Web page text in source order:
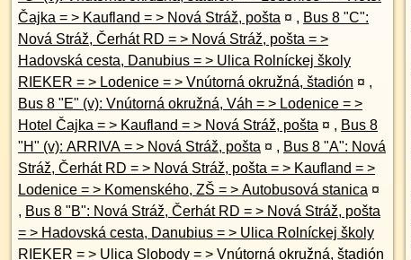
Čajka = > Kaufland = > Nová Stráž, pošta ¤ , Bus 8 "C":
Nová Stráž, Čerhát RD = > Nová Stráž, pošta = >
Hadovská cesta, Danubius = > Ulica Rolníckej školy
RIEKER = > Lodenice = > Vnútorná okružná, štadión ¤ ,
Bus 8 "E" (v): Vnútorná okružná, Váh = > Lodenice = >
Hotel Čajka = > Kaufland = > Nová Stráž, pošta ¤ , Bus 8
"H" (v): ARRIVA = > Nová Stráž, pošta ¤ , Bus 8 "A": Nová
Stráž, Čerhát RD = > Nová Stráž, pošta = > Kaufland = >
Lodenice = > Komenského, ZŠ = > Autobusová stanica ¤
, Bus 8 "B": Nová Stráž, Čerhát RD = > Nová Stráž, pošta
= > Hadovská cesta, Danubius = > Ulica Rolníckej školy
RIEKER = > Ulica Slobody = > Vnútorná okružná, štadión